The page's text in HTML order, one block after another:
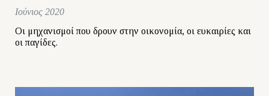
Ιούνιος 2020
Οι μηχανισμοί που δρουν στην οικονομία, οι ευκαιρίες και
οι παγίδες.